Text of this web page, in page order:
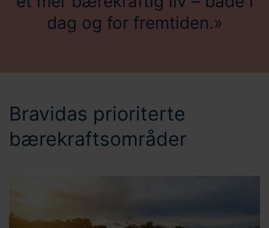
dag og for fremtiden.
Bravidas prioriterte
bærekraftsområder